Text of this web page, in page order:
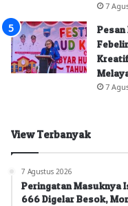
7
Pesan
7
View Terbanyak
7 Agustus 2026
Peringatan Masuknya
666 Digelar Besok,